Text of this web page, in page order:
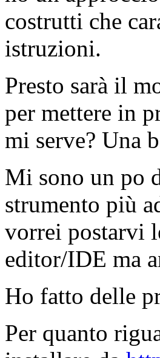
costrutti che
istruzioni.
Presto sarà il
per mettere in
mi serve? Una
Mi sono un po
strumento più
vorrei postarvi
editor/IDE ma
Ho fatto delle
Per quanto